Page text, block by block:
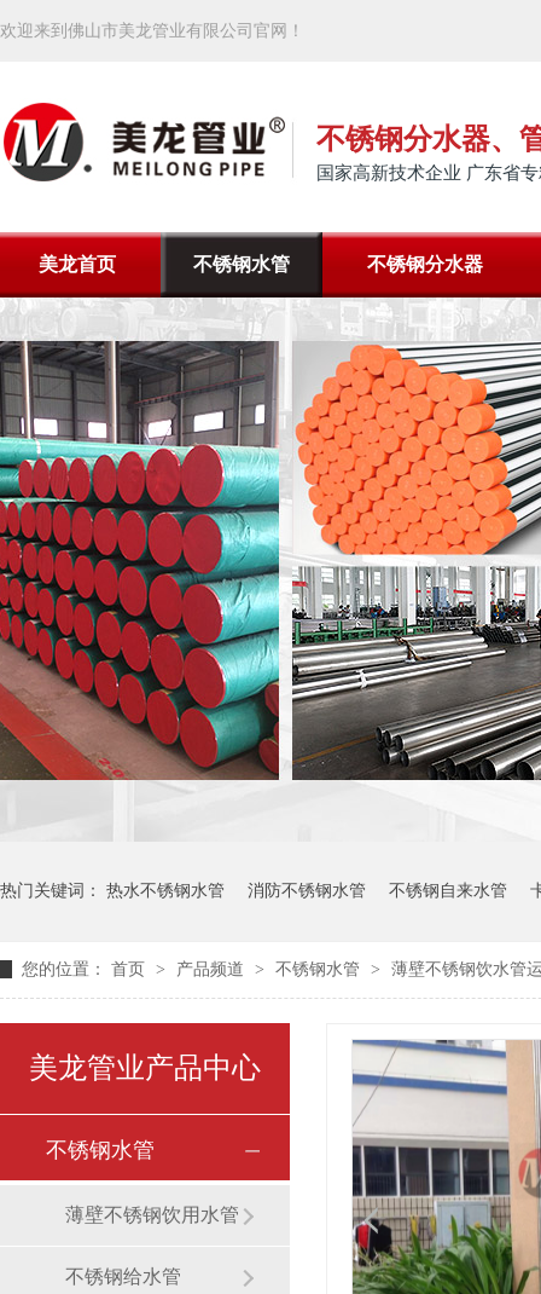
欢迎来到佛山市美龙管业有限公司官网！
不锈钢分水器、
国家高新技术企业 广东省
美龙首页 不锈钢水管 不锈钢分水器
热门关键词： 热水不锈钢水管 消防不锈钢水管 不锈钢自来水管
您的位置： 首页 > 产品频道 > 不锈钢水管 > 薄壁不锈钢饮水管
美龙管业产品中心
不锈钢水管
薄壁不锈钢饮用水管
不锈钢给水管